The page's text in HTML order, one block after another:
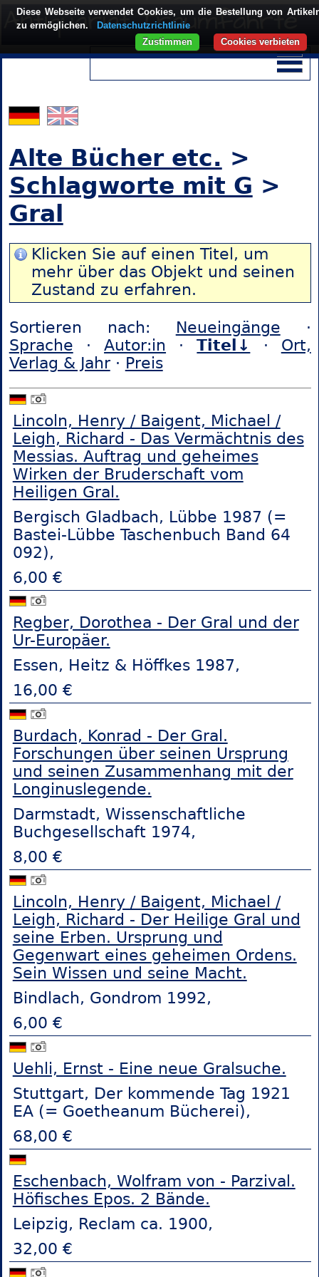
Alte Bücher etc. >
Schlagworte mit G >
Gral
Klicken Sie auf einen Titel, um
mehr über das Objekt und seinen
Zustand zu erfahren.
Sortieren nach: Neueingänge ·
Sprache ·Autor:in ·Titel↓ · Ort,
Verlag & Jahr· Preis
Lincoln, Henry / Baigent, Michael /
Leigh, Richard - Das Vermächtnis des
Messias. Auftrag und geheimes
Wirken der Bruderschaft vom
Heiligen Gral.
Bergisch Gladbach, Lübbe 1987 (=
Bastei-Lübbe Taschenbuch Band 64
092),
6,00 €
Regber, Dorothea - Der Gral und der
Ur-Europäer.
Essen, Heitz & Höffkes 1987,
16,00 €
Burdach, Konrad - Der Gral.
Forschungen über seinen Ursprung
und seinen Zusammenhang mit der
Longinuslegende.
Darmstadt, Wissenschaftliche
Buchgesellschaft 1974,
8,00 €
Lincoln, Henry / Baigent, Michael /
Leigh, Richard - Der Heilige Gral und
seine Erben. Ursprung und
Gegenwart eines geheimen Ordens.
Sein Wissen und seine Macht.
Bindlach, Gondrom 1992,
6,00 €
Uehli, Ernst - Eine neue Gralsuche.
Stuttgart, Der kommende Tag 1921
EA (= Goetheanum Bücherei),
68,00 €
Eschenbach, Wolfram von - Parzival.
Höfisches Epos. 2 Bände.
Leipzig, Reclam ca. 1900,
32,00 €
Diese Webseite verwendet Cookies, um die Bestellung von
zu ermöglichen.
Datenschutzrichtlinie
Cookies verbieten
Zustimmen